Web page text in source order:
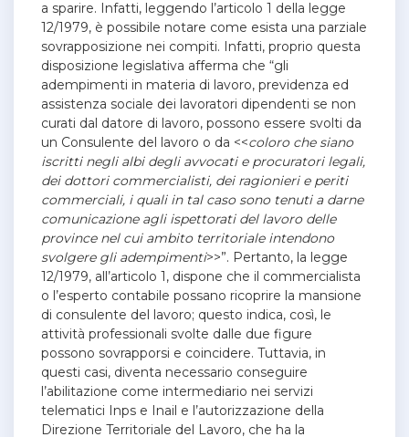
a sparire. Infatti, leggendo l’articolo 1 della legge
12/1979, è possibile notare come esista una parziale
sovrapposizione nei compiti. Infatti, proprio questa
disposizione legislativa afferma che “gli
adempimenti in materia di lavoro, previdenza ed
assistenza sociale dei lavoratori dipendenti se non
curati dal datore di lavoro, possono essere svolti da
un Consulente del lavoro o da <<coloro che siano
iscritti negli albi degli avvocati e procuratori legali,
dei dottori commercialisti, dei ragionieri e periti
commerciali, i quali in tal caso sono tenuti a darne
comunicazione agli ispettorati del lavoro delle
province nel cui ambito territoriale intendono
svolgere gli adempimenti>>”. Pertanto, la legge
12/1979, all’articolo 1, dispone che il commercialista
o l’esperto contabile possano ricoprire la mansione
di consulente del lavoro; questo indica, così, le
attività professionali svolte dalle due figure
possono sovrapporsi e coincidere. Tuttavia, in
questi casi, diventa necessario conseguire
l’abilitazione come intermediario nei servizi
telematici Inps e Inail e l’autorizzazione della
Direzione Territoriale del Lavoro, che ha la